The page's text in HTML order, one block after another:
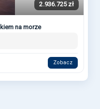
2.936.725 zł
na morze
Zobacz